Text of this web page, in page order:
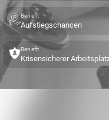
Benefit
Aufstiegschancen
Benefit
Krisensicherer